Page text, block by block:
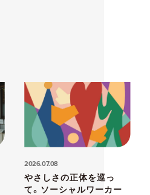
2026.07.08
やさしさの正体を巡っ
て。ソーシャルワーカー